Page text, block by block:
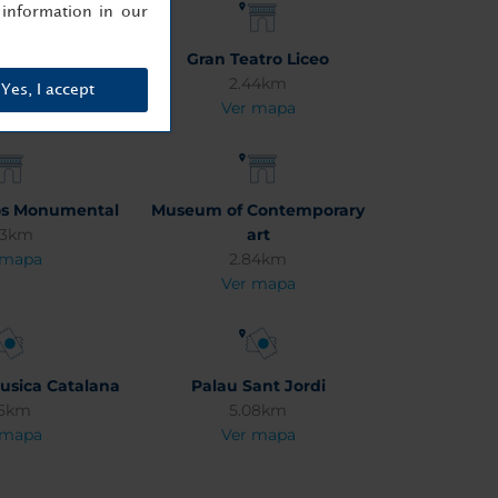
Gran Teatro Liceo
2.44km
Ver mapa
Monumental
Museum of Contemporary
art
2.84km
Ver mapa
Catalana
Palau Sant Jordi
5.08km
Ver mapa
in our
Yes, I accept